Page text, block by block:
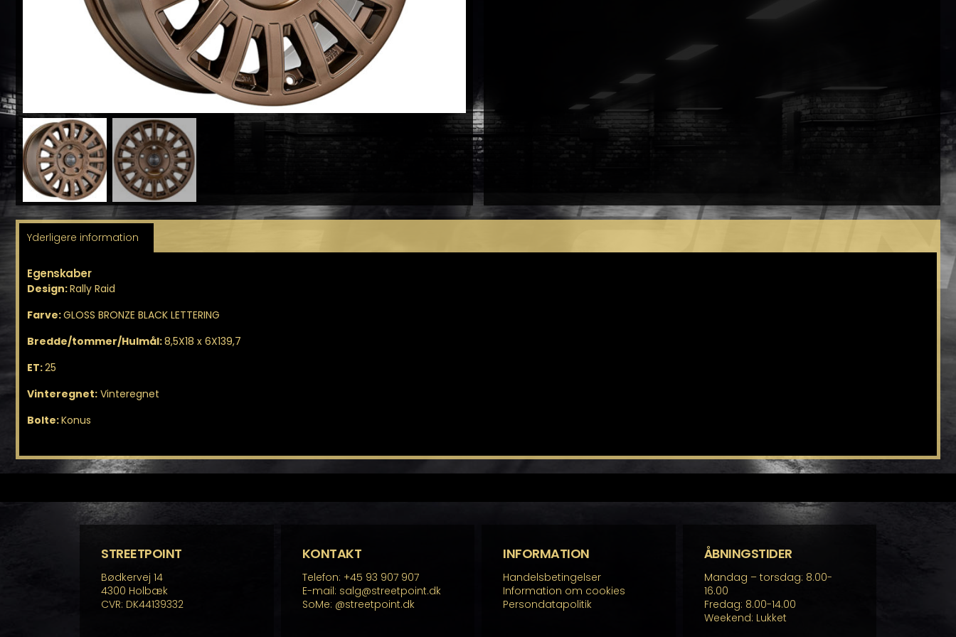
Yderligere information
Egenskaber
Design:Rally Raid
Farve:GLOSS BRONZE BLACK LETTERING
Bredde/tommer/Hulmål:8,5X18 x 6X139,7
ET:25
Vinteregnet: Vinteregnet
Bolte:Konus
STREETPOINT
Bødkervej 14
4300 Holbæk
CVR: DK44139332
KONTAKT
Telefon: +45 93 907 907
E-mail: salg@streetpoint.dk
SoMe: @streetpoint.dk
INFORMATION
Handelsbetingelser
Information om cookies
Persondatapolitik
ÅBNINGSTIDER
Mandag – torsdag: 8.00-
16.00
Fredag: 8.00-14.00
Weekend: Lukket